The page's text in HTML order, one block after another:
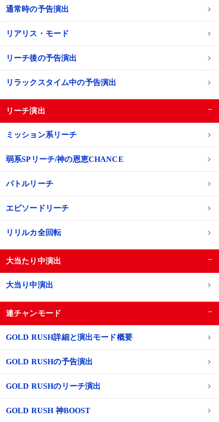
通常時の予告演出
リアリス・モード
リーチ後の予告演出
リラックスタイム中の予告演出
リーチ演出 −
ミッション系リーチ
弱系SPリーチ/神の恩恵CHANCE
バトルリーチ
エピソードリーチ
リリルカ全回転
大当たり中演出 −
大当り中演出
連チャンモード −
GOLD RUSH詳細と演出モード概要
GOLD RUSHの予告演出
GOLD RUSHのリーチ演出
GOLD RUSH 神BOOST